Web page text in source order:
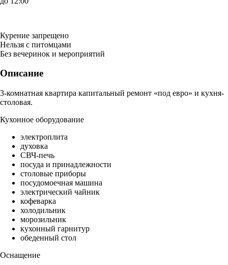
Курение запрещено
Нельзя с питомцами
Без вечеринок и мероприятий
Описание
3-комнатная квартира капитальный ремонт «под евро» и кухня-
столовая.
Кухонное оборудование
электроплита
духовка
СВЧ-печь
посуда и принадлежности
столовые приборы
посудомоечная машина
электрический чайник
кофеварка
холодильник
морозильник
кухонный гарнитур
обеденный стол
Оснащение